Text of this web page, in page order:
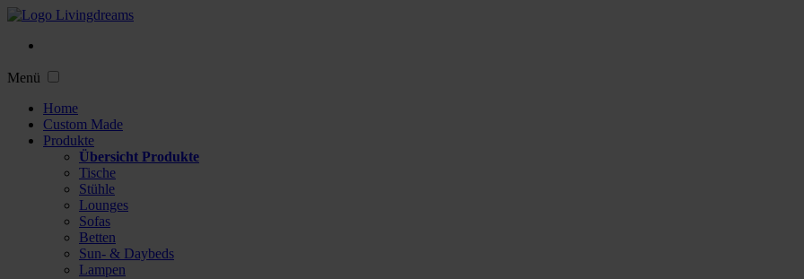
Menü
Home
Custom Made
Produkte
Übersicht Produkte
Tische
Stühle
Lounges
Sofas
Betten
Sun- & Daybeds
Lampen